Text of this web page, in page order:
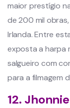
maior prestígio
de 200 mil
Irlanda. Entre
exposta a harpa
salgueiro com
para a filmagem
12.